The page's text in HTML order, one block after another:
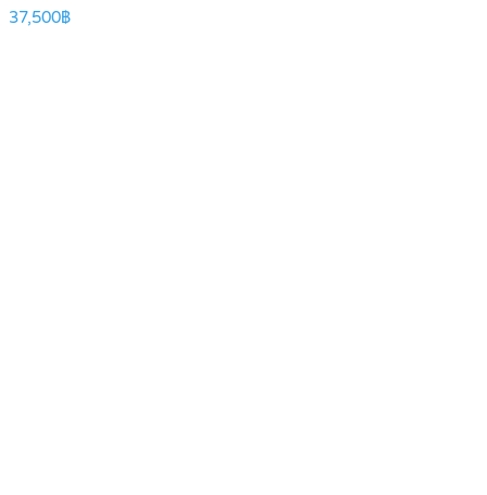
37,500฿